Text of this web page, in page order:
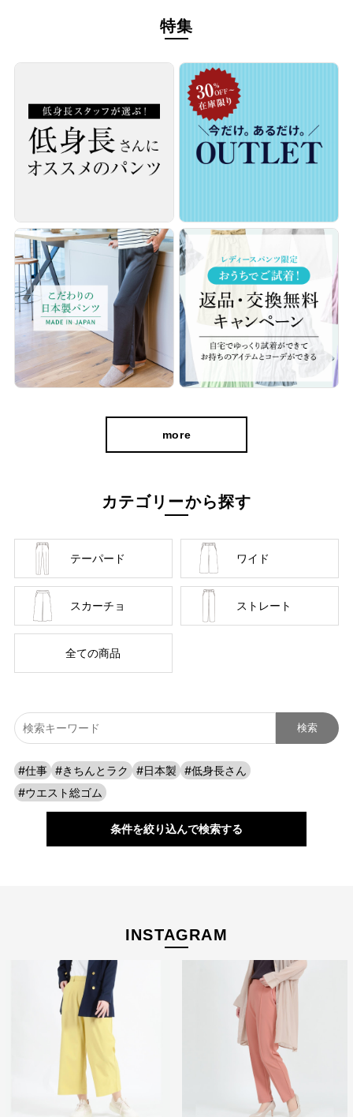
接触冷感素材だから、心地いいクールタッチ
♪
帝人フロンティア株式会社『BEAUTILITY（R)COOL』素材使
用。UVカット機能も備えて素肌にもやさしい♪
確かな日本製品質
特集
more
カテゴリーから探す
テーパード ワイド
スカーチョ ストレート
全ての商品
#仕事 #きちんとラク #日本製
#低身長さん
#ウエスト総ゴム
条件を絞り込んで検索する
INSTAGRAM